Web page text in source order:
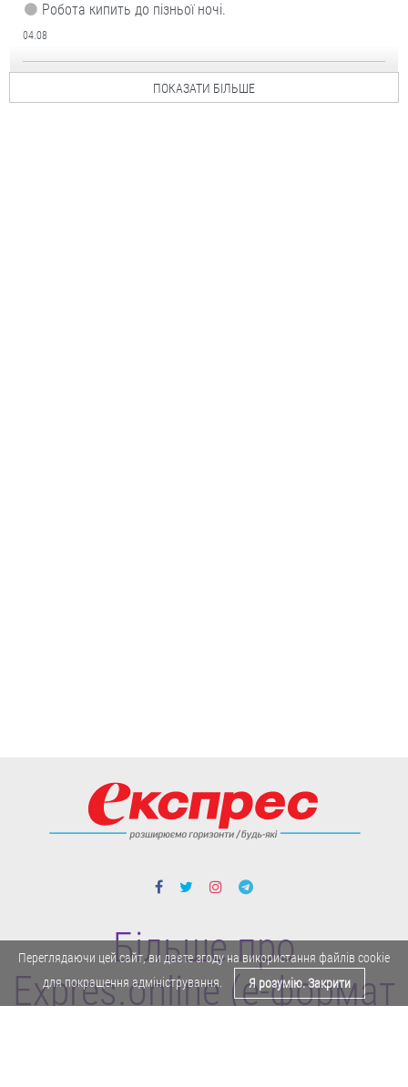
Робота кипить до пізньої ночі.
04.08
ПОКАЗАТИ БІЛЬШЕ
Більше про
Expres.online (e-формат
Переглядаючи цей сайт, ви даєте згоду на використання файлів cookie
для покращення адміністрування.
Я розумію. Закрити